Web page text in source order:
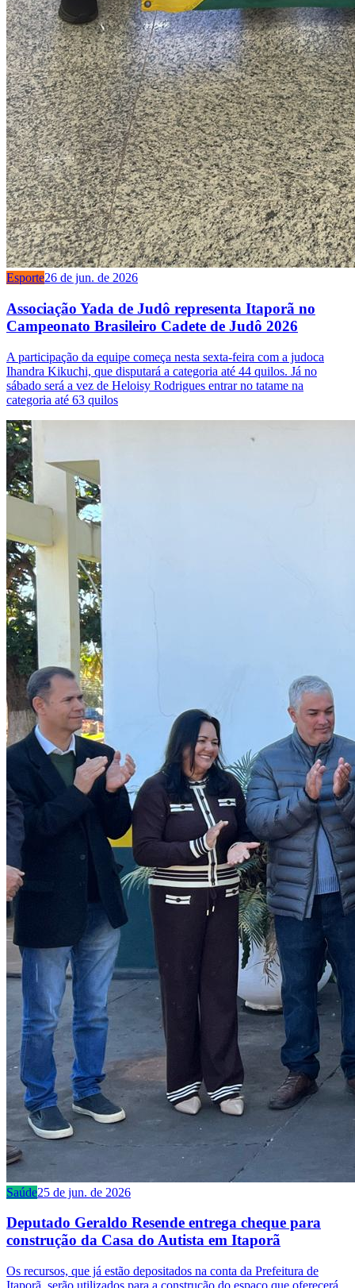
Esporte26 de jun. de 2026
Associação Yada de Judô representa Itaporã no
Campeonato Brasileiro Cadete de Judô 2026
A participação da equipe começa nesta sexta-feira com a judoca
Ihandra Kikuchi, que disputará a categoria até 44 quilos. Já no
sábado será a vez de Heloisy Rodrigues entrar no tatame na
categoria até 63 quilos
Saúde25 de jun. de 2026
Deputado Geraldo Resende entrega cheque para
construção da Casa do Autista em Itaporã
Os recursos, que já estão depositados na conta da Prefeitura de
Itaporã, serão utilizados para a construção do espaço que oferecerá